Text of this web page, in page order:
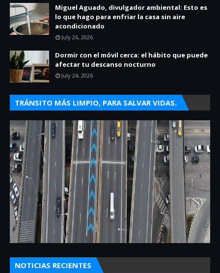
Miguel Aguado, divulgador ambiental: Esto es
lo que hago para enfriar la casa sin aire
acondicionado
July 26, 2026
Dormir con el móvil cerca: el hábito que puede
afectar tu descanso nocturno
July 24, 2026
TRÁNSITO MÁS LIMPIO, PARA SALVAR VIDAS.
NOTICIAS RECIENTES